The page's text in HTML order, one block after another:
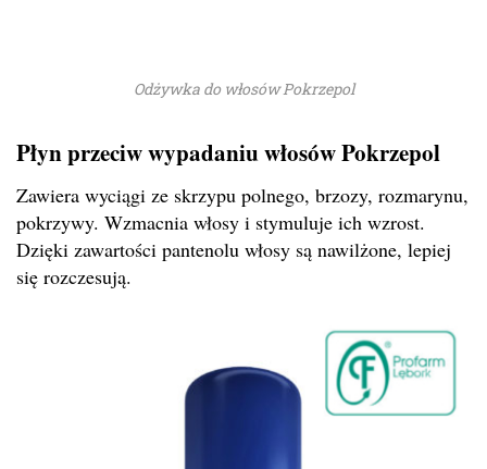
Odżywka do włosów Pokrzepol
Płyn przeciw wypadaniu włosów Pokrzepol
Zawiera wyciągi ze skrzypu polnego, brzozy, rozmarynu,
pokrzywy. Wzmacnia włosy i stymuluje ich wzrost.
Dzięki zawartości pantenolu włosy są nawilżone, lepiej
się rozczesują.